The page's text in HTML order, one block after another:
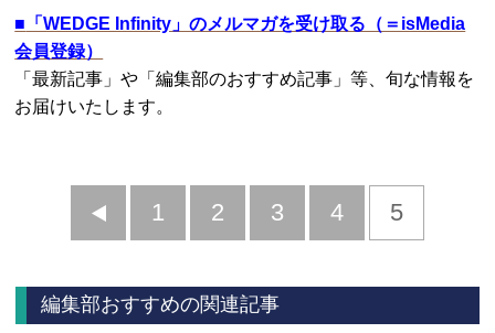
■ 「WEDGE Infinity」のメルマガを受け取る（＝isMedia
会員登録）
「最新記事」や「編集部のおすすめ記事」等、旬な情報を
お届けいたします。
前
1 2 3 4 5
編集部おすすめの関連記事